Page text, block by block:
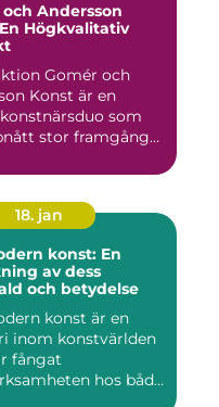
Andersson
Högkvalitativ
Gomér och
Konst är en
som
stor framgång
18. jan
konst: En
av dess
och betydelse
konst är en
inom konstvärlden
fångat
hos både